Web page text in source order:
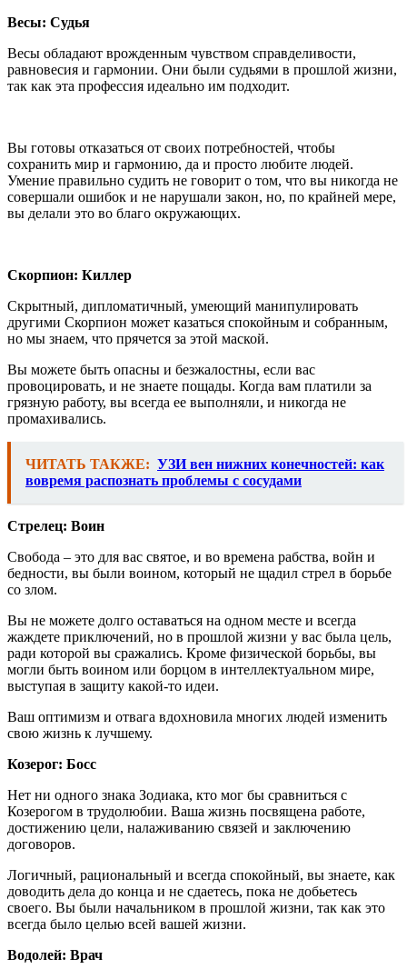
Весы: Судья
Весы обладают врожденным чувством справделивости,
равновесия и гармонии. Они были судьями в прошлой жизни,
так как эта профессия идеально им подходит.
Вы готовы отказаться от своих потребностей, чтобы
сохранить мир и гармонию, да и просто любите людей.
Умение правильно судить не говорит о том, что вы никогда не
совершали ошибок и не нарушали закон, но, по крайней мере,
вы делали это во благо окружающих.
Скорпион: Киллер
Скрытный, дипломатичный, умеющий манипулировать
другими Скорпион может казаться спокойным и собранным,
но мы знаем, что прячется за этой маской.
Вы можете быть опасны и безжалостны, если вас
провоцировать, и не знаете пощады. Когда вам платили за
грязную работу, вы всегда ее выполняли, и никогда не
промахивались.
ЧИТАТЬ ТАКЖЕ: УЗИ вен нижних конечностей: как
вовремя распознать проблемы с сосудами
Стрелец: Воин
Свобода – это для вас святое, и во времена рабства, войн и
бедности, вы были воином, который не щадил стрел в борьбе
со злом.
Вы не можете долго оставаться на одном месте и всегда
жаждете приключений, но в прошлой жизни у вас была цель,
ради которой вы сражались. Кроме физической борьбы, вы
могли быть воином или борцом в интеллектуальном мире,
выступая в защиту какой-то идеи.
Ваш оптимизм и отвага вдохновила многих людей изменить
свою жизнь к лучшему.
Козерог: Босс
Нет ни одного знака Зодиака, кто мог бы сравниться с
Козерогом в трудолюбии. Ваша жизнь посвящена работе,
достижению цели, налаживанию связей и заключению
договоров.
Логичный, рациональный и всегда спокойный, вы знаете, как
доводить дела до конца и не сдаетесь, пока не добьетесь
своего. Вы были начальником в прошлой жизни, так как это
всегда было целью всей вашей жизни.
Водолей: Врач